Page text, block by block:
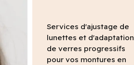
Services d'ajustage de
lunettes et d'adaptation
de verres progressifs
pour vos montures en